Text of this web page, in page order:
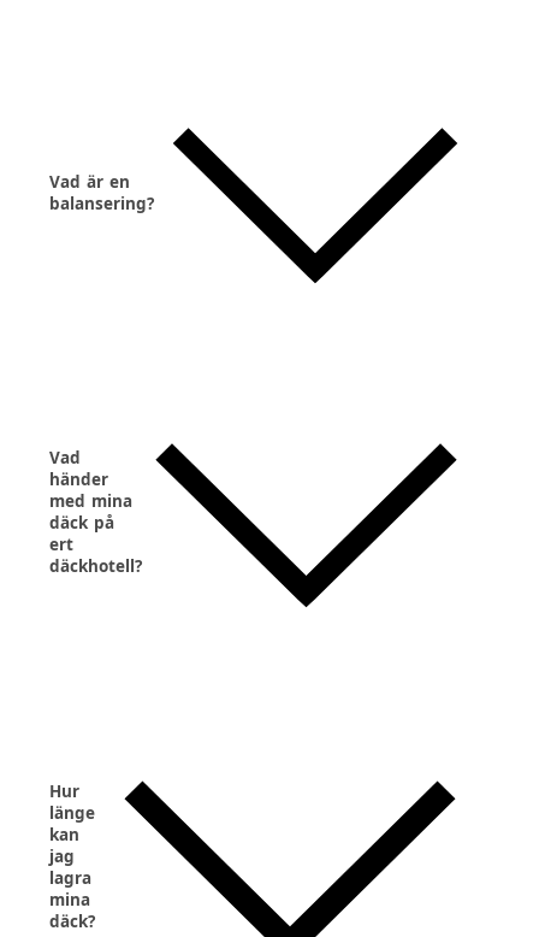
Vad är en
balansering?
Vad
händer
med mina
däck på
ert
däckhotell?
Hur
länge
kan
jag
lagra
mina
däck?